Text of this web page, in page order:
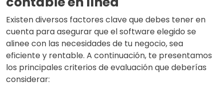
Existen diversos factores clave que debes tener en
cuenta para asegurar que el software elegido se
alinee con las necesidades de tu negocio, sea
eficiente y rentable. A continuación, te presentamos
los principales criterios de evaluación que deberías
considerar: